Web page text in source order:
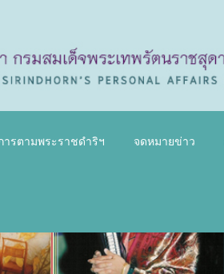
ารตามพระราชดำริฯ จดหมายข่าว